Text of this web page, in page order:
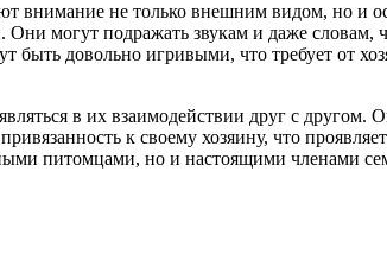
внимание не только внешним видом, но и
могут подражать звукам и даже словам,
довольно игривыми, что требует от
в их взаимодействии друг с другом.
к своему хозяину, что
питомцами, но и настоящими членами